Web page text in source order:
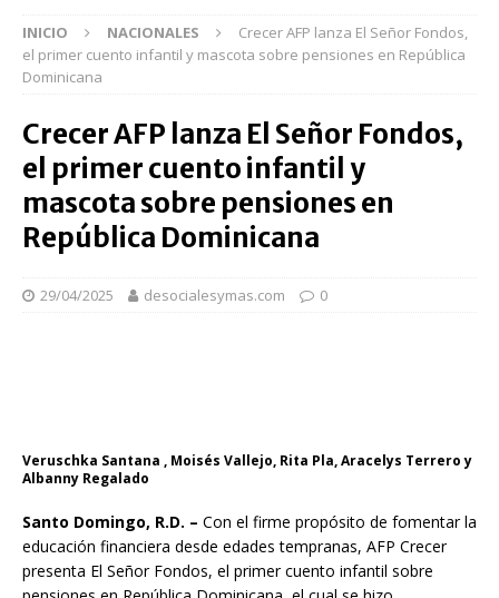
INICIO NACIONALES
Crecer AFP lanza El Señor Fondos,
el primer cuento infantil y mascota sobre pensiones en República
Dominicana
Crecer AFP lanza El Señor Fondos,
el primer cuento infantil y
mascota sobre pensiones en
República Dominicana
29/04/2025 desocialesymas.com 0
Veruschka Santana , Moisés Vallejo, Rita Pla, Aracelys Terrero y
Albanny Regalado
Santo Domingo, R.D. – Con el firme propósito de fomentar la
educación financiera desde edades tempranas, AFP Crecer
presenta El Señor Fondos, el primer cuento infantil sobre